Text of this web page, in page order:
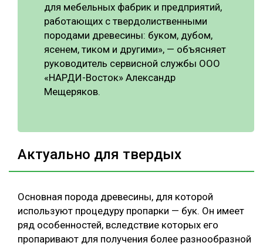
для мебельных фабрик и предприятий,
работающих с твердолиственными
породами древесины: буком, дубом,
ясенем, тиком и другими», — объясняет
руководитель сервисной службы ООО
«НАРДИ-Восток» Александр
Мещеряков.
Актуально для твердых
Основная порода древесины, для которой
используют процедуру пропарки — бук. Он имеет
ряд особенностей, вследствие которых его
пропаривают для получения более разнообразной